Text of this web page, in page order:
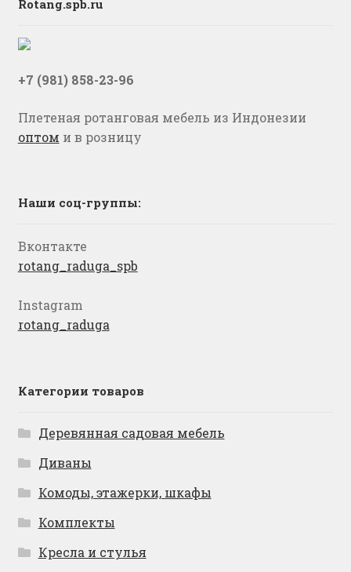
Rotang.spb.ru
+7 (981) 858-23-96
Плетеная ротанговая мебель из Индонезии
оптом и в розницу
Наши соц-группы:
Вконтакте
rotang_raduga_spb
Instagram
rotang_raduga
Категории товаров
Деревянная садовая мебель
Диваны
Комоды, этажерки, шкафы
Комплекты
Кресла и стулья